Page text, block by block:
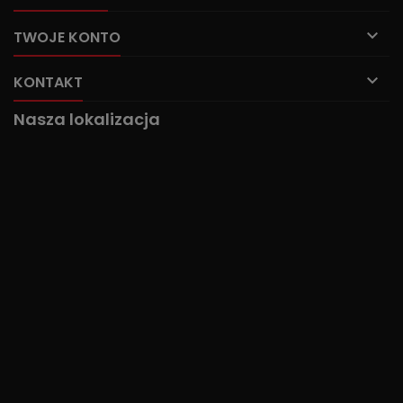
TWOJE KONTO 
KONTAKT 
Nasza lokalizacja